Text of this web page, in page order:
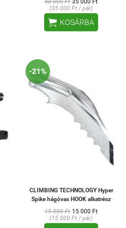
(35 000 Ft / pár)
 KOSÁRBA
-21%
CLIMBING TECHNOLOGY Hyper
Spike hágóvas HOOK alkatrész
19 000 Ft 15 000 Ft
(15 000 Ft / pár)